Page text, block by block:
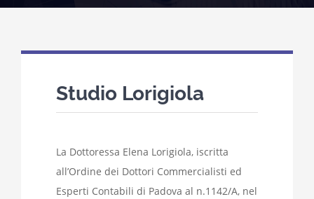
Studio Lorigiola
La Dottoressa Elena Lorigiola, iscritta
all’Ordine dei Dottori Commercialisti ed
Esperti Contabili di Padova al n.1142/A, nel